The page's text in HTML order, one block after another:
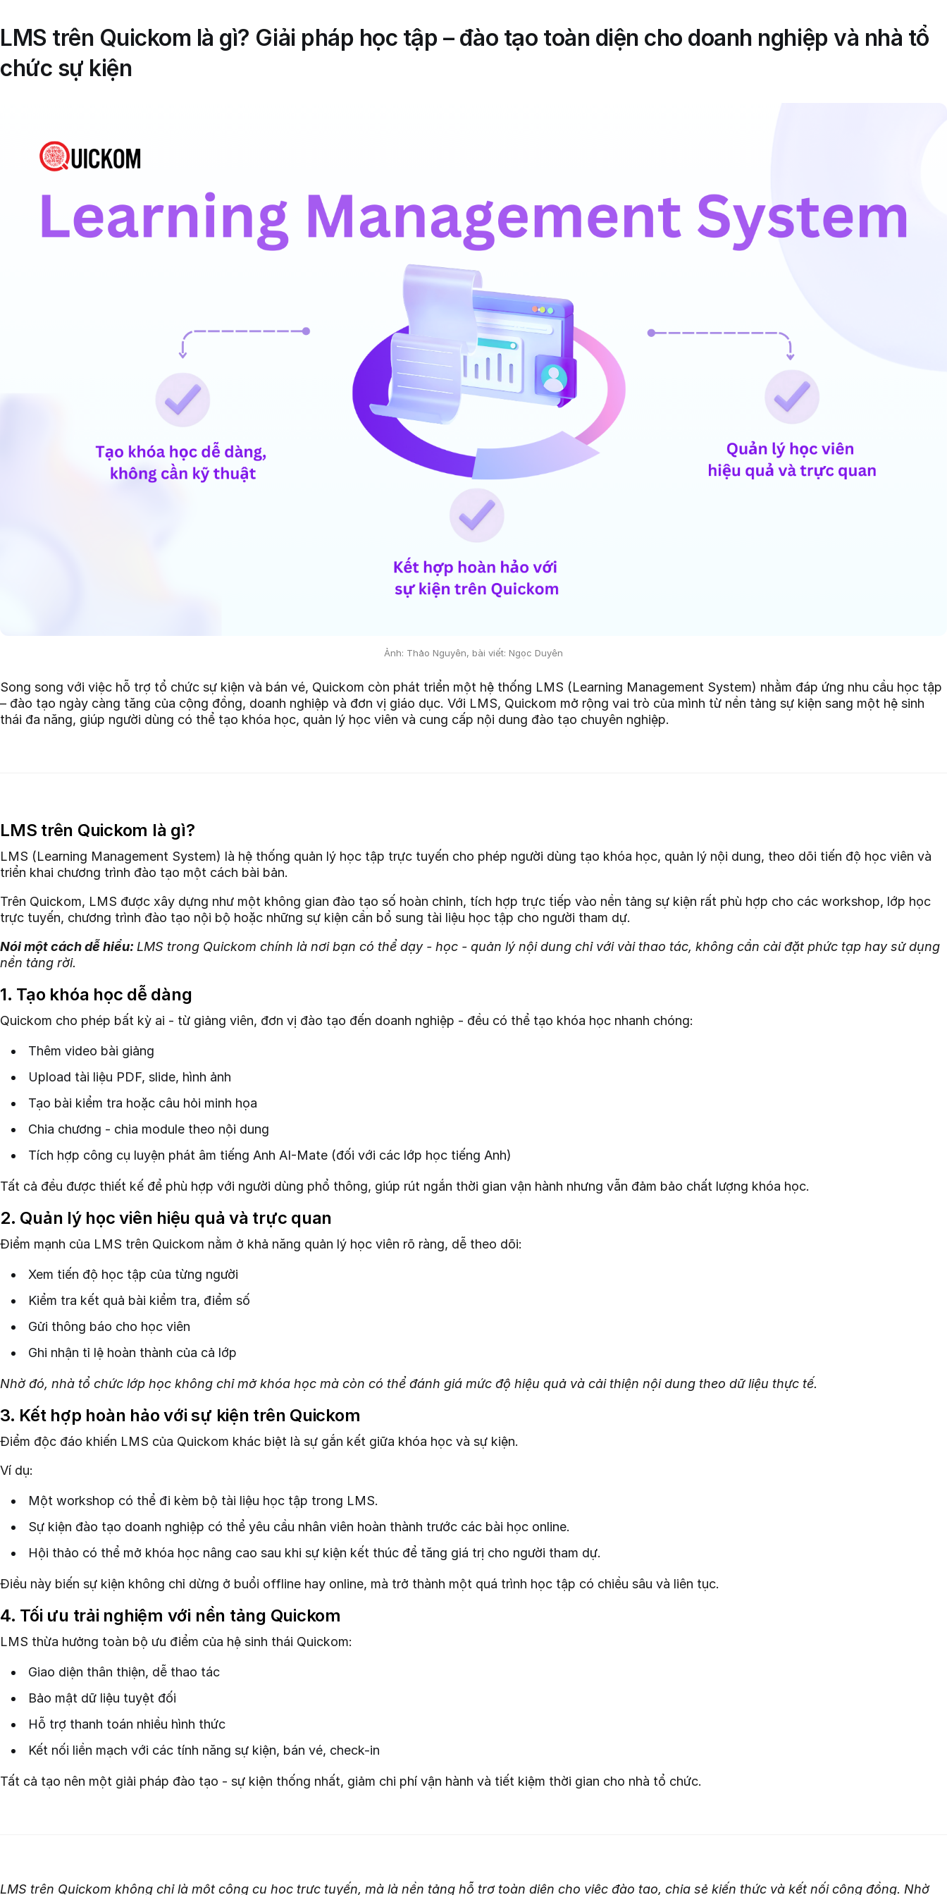
LMS trên Quickom là gì? Giải pháp học tập – đào tạo toàn diện cho doanh nghiệp và nhà tổ
chức sự kiện
Ảnh: Thảo Nguyên, bài viết: Ngọc Duyên
Song song với việc hỗ trợ tổ chức sự kiện và bán vé, Quickom còn phát triển một hệ thống LMS (Learning Management System) nhằm đáp ứng nhu cầu học tập
– đào tạo ngày càng tăng của cộng đồng, doanh nghiệp và đơn vị giáo dục. Với LMS, Quickom mở rộng vai trò của mình từ nền tảng sự kiện sang một hệ sinh
thái đa năng, giúp người dùng có thể tạo khóa học, quản lý học viên và cung cấp nội dung đào tạo chuyên nghiệp.
LMS trên Quickom là gì?
LMS (Learning Management System) là hệ thống quản lý học tập trực tuyến cho phép người dùng tạo khóa học, quản lý nội dung, theo dõi tiến độ học viên và
triển khai chương trình đào tạo một cách bài bản.
Trên Quickom, LMS được xây dựng như một không gian đào tạo số hoàn chỉnh, tích hợp trực tiếp vào nền tảng sự kiện rất phù hợp cho các workshop, lớp học
trực tuyến, chương trình đào tạo nội bộ hoặc những sự kiện cần bổ sung tài liệu học tập cho người tham dự.
Nói một cách dễ hiểu: LMS trong Quickom chính là nơi bạn có thể dạy - học - quản lý nội dung chỉ với vài thao tác, không cần cài đặt phức tạp hay sử dụng
nền tảng rời.
1. Tạo khóa học dễ dàng
Quickom cho phép bất kỳ ai - từ giảng viên, đơn vị đào tạo đến doanh nghiệp - đều có thể tạo khóa học nhanh chóng:
Thêm video bài giảng
Upload tài liệu PDF, slide, hình ảnh
Tạo bài kiểm tra hoặc câu hỏi minh họa
Chia chương - chia module theo nội dung
Tích hợp công cụ luyện phát âm tiếng Anh AI-Mate (đối với các lớp học tiếng Anh)
Tất cả đều được thiết kế để phù hợp với người dùng phổ thông, giúp rút ngắn thời gian vận hành nhưng vẫn đảm bảo chất lượng khóa học.
2. Quản lý học viên hiệu quả và trực quan
Điểm mạnh của LMS trên Quickom nằm ở khả năng quản lý học viên rõ ràng, dễ theo dõi:
Xem tiến độ học tập của từng người
Kiểm tra kết quả bài kiểm tra, điểm số
Gửi thông báo cho học viên
Ghi nhận tỉ lệ hoàn thành của cả lớp
Nhờ đó, nhà tổ chức lớp học không chỉ mở khóa học mà còn có thể đánh giá mức độ hiệu quả và cải thiện nội dung theo dữ liệu thực tế.
3. Kết hợp hoàn hảo với sự kiện trên Quickom
Điểm độc đáo khiến LMS của Quickom khác biệt là sự gắn kết giữa khóa học và sự kiện.
Ví dụ:
Một workshop có thể đi kèm bộ tài liệu học tập trong LMS.
Sự kiện đào tạo doanh nghiệp có thể yêu cầu nhân viên hoàn thành trước các bài học online.
Hội thảo có thể mở khóa học nâng cao sau khi sự kiện kết thúc để tăng giá trị cho người tham dự.
Điều này biến sự kiện không chỉ dừng ở buổi offline hay online, mà trở thành một quá trình học tập có chiều sâu và liên tục.
4. Tối ưu trải nghiệm với nền tảng Quickom
LMS thừa hưởng toàn bộ ưu điểm của hệ sinh thái Quickom:
Giao diện thân thiện, dễ thao tác
Bảo mật dữ liệu tuyệt đối
Hỗ trợ thanh toán nhiều hình thức
Kết nối liền mạch với các tính năng sự kiện, bán vé, check-in
Tất cả tạo nên một giải pháp đào tạo - sự kiện thống nhất, giảm chi phí vận hành và tiết kiệm thời gian cho nhà tổ chức.
LMS trên Quickom không chỉ là một công cụ học trực tuyến, mà là nền tảng hỗ trợ toàn diện cho việc đào tạo, chia sẻ kiến thức và kết nối cộng đồng. Nhờ